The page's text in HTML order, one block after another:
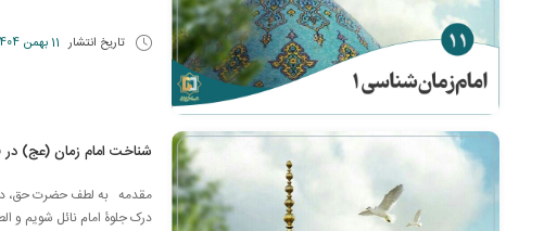
تاریخ انتشار 11 بهمن 1404
شناخت امام زمان (عج)
مقدمه به لطف حضرت حق، در
درک جلوۀ امام نائل شویم و